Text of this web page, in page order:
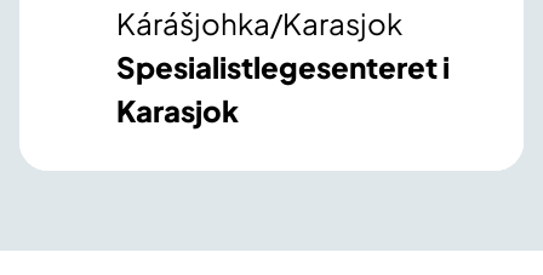
Kárášjohka/Karasjok
Spesialistlegesenteret i
Karasjok